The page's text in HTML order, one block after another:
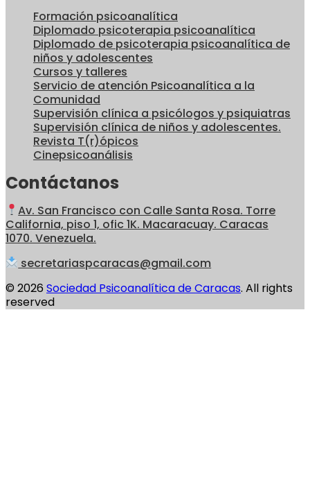
Formación psicoanalítica
Diplomado psicoterapia psicoanalítica
Diplomado de psicoterapia psicoanalítica de
niños y adolescentes
Cursos y talleres
Servicio de atención Psicoanalítica a la
Comunidad
Supervisión clínica a psicólogos y psiquiatras
Supervisión clínica de niños y adolescentes.
Revista T(r)ópicos
Cinepsicoanálisis
Contáctanos
Av. San Francisco con Calle Santa Rosa. Torre
California, piso 1, ofic 1K. Macaracuay. Caracas
1070. Venezuela.
secretariaspcaracas@gmail.com
© 2026 Sociedad Psicoanalítica de Caracas. All rights
reserved